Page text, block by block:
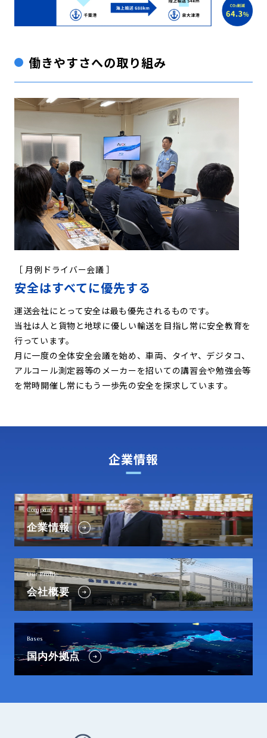
働きやすさへの取り組み
［ 月例ドライバー会議 ］
安全はすべてに優先する
運送会社にとって安全は最も優先されるものです。
当社は人と貨物と地球に優しい輸送を目指し常に安全教育を
行っています。
月に一度の全体安全会議を始め、車両、タイヤ、デジタコ、
アルコール測定器等のメーカーを招いての講習会や勉強会等
を常時開催し常にもう一歩先の安全を探求しています。
企業情報
Company
企業情報
Our Profile
会社概要
Bases
国内外拠点